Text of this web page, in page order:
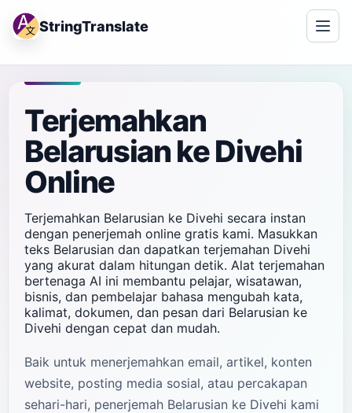
StringTranslate
Terjemahkan
Belarusian ke Divehi
Online
Terjemahkan Belarusian ke Divehi secara instan
dengan penerjemah online gratis kami. Masukkan
teks Belarusian dan dapatkan terjemahan Divehi
yang akurat dalam hitungan detik. Alat terjemahan
bertenaga AI ini membantu pelajar, wisatawan,
bisnis, dan pembelajar bahasa mengubah kata,
kalimat, dokumen, dan pesan dari Belarusian ke
Divehi dengan cepat dan mudah.
Baik untuk menerjemahkan email, artikel, konten
website, posting media sosial, atau percakapan
sehari-hari, penerjemah Belarusian ke Divehi kami